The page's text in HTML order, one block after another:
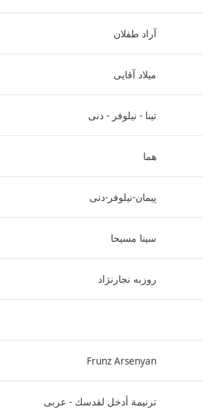
آراد طفلان
میلاد آقایی
تینا - نیلوفر - دنی
هما
پیمان-نیلوفر-دنی
سینا مسیحا
روزبه نجارنژاد
Frunz Arsenyan
ترنيمة أدخل لقدسك - عربی